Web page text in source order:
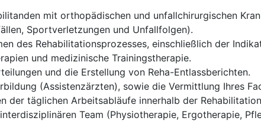
mit orthopädischen und unfallchirurgischen
Sportverletzungen und Unfallfolgen).
des Rehabilitationsprozesses, einschließlich der
und medizinische Trainingstherapie.
und die Erstellung von Reha-Entlassberichten.
(Assistenzärzten), sowie die Vermittlung Ihres
der täglichen Arbeitsabläufe innerhalb der
Team (Physiotherapie, Ergotherapie,